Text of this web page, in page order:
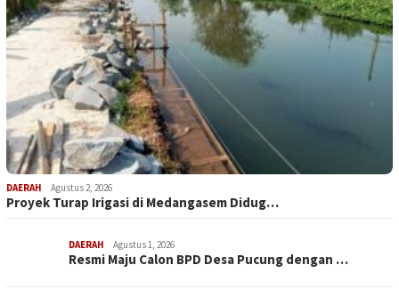
DAERAH Agustus 2, 2026
Proyek Turap Irigasi di Medangasem Didug…
DAERAH Agustus 1, 2026
Resmi Maju Calon BPD Desa Pucung dengan …